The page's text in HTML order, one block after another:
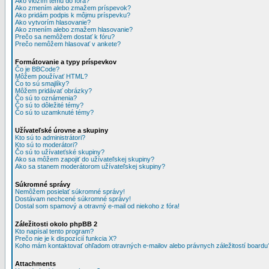
Ako zmením alebo zmažem príspevok?
Ako pridám podpis k môjmu príspevku?
Ako vytvorím hlasovanie?
Ako zmením alebo zmažem hlasovanie?
Prečo sa nemôžem dostať k fóru?
Prečo nemôžem hlasovať v ankete?
Formátovanie a typy príspevkov
Čo je BBCode?
Môžem používať HTML?
Čo to sú smajlíky?
Môžem pridávať obrázky?
Čo sú to oznámenia?
Čo sú to dôležité témy?
Čo sú to uzamknuté témy?
Užívateľské úrovne a skupiny
Kto sú to administrátori?
Kto sú to moderátori?
Čo sú to užívateťské skupiny?
Ako sa môžem zapojiť do užívateľskej skupiny?
Ako sa stanem moderátorom užívateľskej skupiny?
Súkromné správy
Nemôžem posielať súkromné správy!
Dostávam nechcené súkromné správy!
Dostal som spamový a otravný e-mail od niekoho z fóra!
Záležitosti okolo phpBB 2
Kto napísal tento program?
Prečo nie je k dispozícií funkcia X?
Koho mám kontaktovať ohľadom otravných e-mailov alebo právnych záležitostí
Attachments